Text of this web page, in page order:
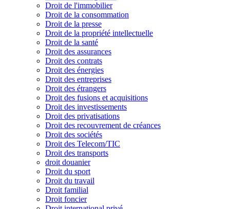
Droit de l'immobilier
Droit de la consommation
Droit de la presse
Droit de la propriété intellectuelle
Droit de la santé
Droit des assurances
Droit des contrats
Droit des énergies
Droit des entreprises
Droit des étrangers
Droit des fusions et acquisitions
Droit des investissements
Droit des privatisations
Droit des recouvrement de créances
Droit des sociétés
Droit des Telecom/TIC
Droit des transports
droit douanier
Droit du sport
Droit du travail
Droit familial
Droit foncier